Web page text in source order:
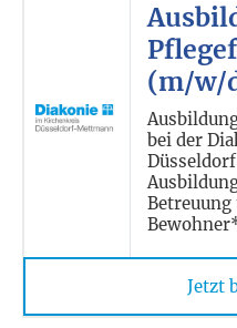
(m/w/
bei der
Betreuung
Jetzt